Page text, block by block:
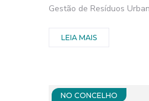
Gestão de Resíduos
LEIA MAIS
NO CONCELHO